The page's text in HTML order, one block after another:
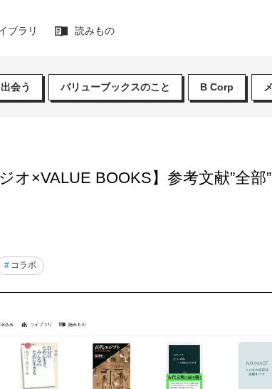
ブラリ 読みもの
会う バリューブックスのこと B Corp
オ×VALUE BOOKS】参考文献”全
コラボ